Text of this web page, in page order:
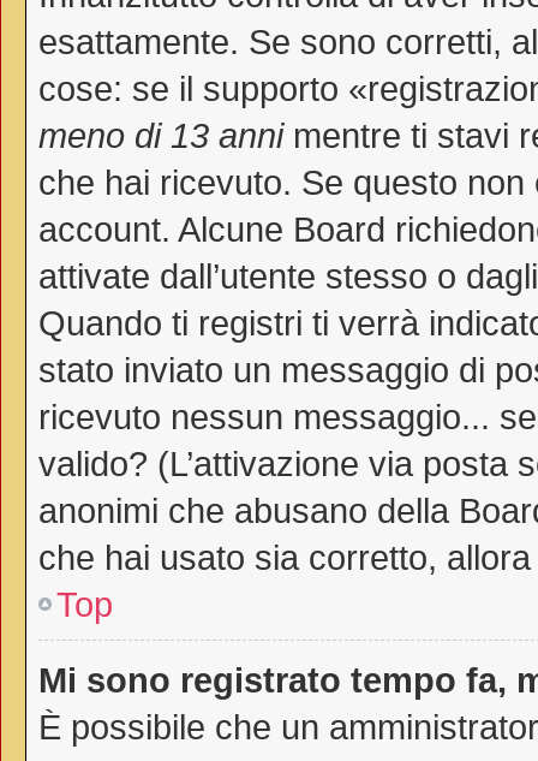
esattamente. Se sono corretti,
cose: se il supporto
meno di 13 annimentre ti stavi
che hai ricevuto. Se questo
account. Alcune Board
attivate dall’utente stesso o
Quando ti registri ti verrà
stato inviato un messaggio di
ricevuto nessun messaggio...
valido? (L’attivazione via posta
anonimi che abusano della
che hai usato sia corretto,
Top
Mi sono registrato tempo fa,
È possibile che un